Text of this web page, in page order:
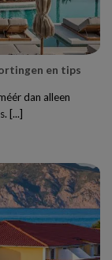
en tips
dan alleen
[...]